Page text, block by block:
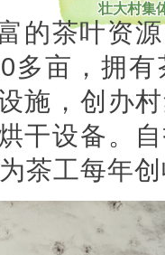
壮大村集
的茶叶资
多亩，拥
施，创办
干设备。
茶工每年